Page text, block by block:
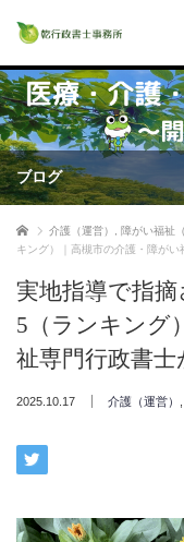
ブログ
ホーム 介護（運営） 障がい福祉
キング）｜高槻市の介護・障がい
実地指導で指
5（ランキング
祉専門行政書士
2025.10.17 介護（運営）